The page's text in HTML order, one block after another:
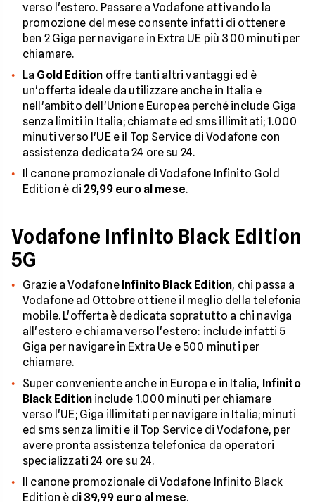
verso l'estero. Passare a Vodafone attivando la
promozione del mese consente infatti di ottenere
ben 2 Giga per navigare in Extra UE più 300 minuti per
chiamare.
La Gold Edition offre tanti altri vantaggi ed è
un'offerta ideale da utilizzare anche in Italia e
nell'ambito dell'Unione Europea perché include Giga
senza limiti in Italia; chiamate ed sms illimitati; 1.000
minuti verso l'UE e il Top Service di Vodafone con
assistenza dedicata 24 ore su 24.
Il canone promozionale di Vodafone Infinito Gold
Edition è di29,99 euro al mese.
Vodafone Infinito Black Edition
5G
Grazie a Vodafone Infinito Black Edition, chi passa a
Vodafone ad Ottobre ottiene il meglio della telefonia
mobile. L'offerta è dedicata sopratutto a chi naviga
all'estero e chiama verso l'estero: include infatti 5
Giga per navigare in Extra Ue e 500 minuti per
chiamare.
Super conveniente anche in Europa e in Italia, Infinito
Black Edition include 1.000 minuti per chiamare
verso l'UE; Giga illimitati per navigare in Italia; minuti
ed sms senza limiti e il Top Service di Vodafone, per
avere pronta assistenza telefonica da operatori
specializzati 24 ore su 24.
Il canone promozionale di Vodafone Infinito Black
Edition è d i 39,99 euro al mese.